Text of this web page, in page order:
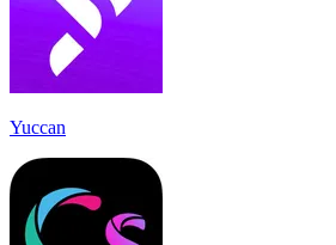
Yuccan